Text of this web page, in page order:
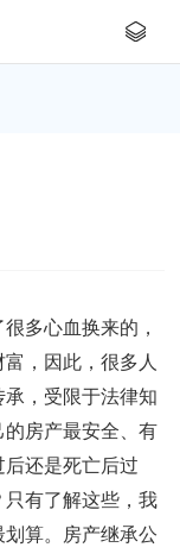
多心血换来的，
，因此，很多人
，受限于法律知
房产最安全、有
还是死亡后过
只有了解这些，我
算。房产继承公